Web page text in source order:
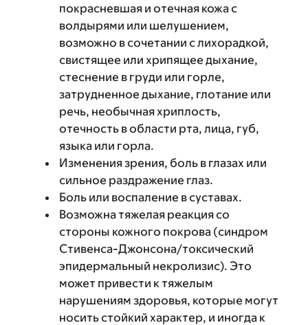
покрасневшая и отечная кожа с
волдырями или шелушением,
возможно в сочетании с лихорадкой,
свистящее или хрипящее дыхание,
стеснение в груди или горле,
затрудненное дыхание, глотание или
речь, необычная хриплость,
отечность в области рта, лица, губ,
языка или горла.
Изменения зрения, боль в глазах или
сильное раздражение глаз.
Боль или воспаление в суставах.
Возможна тяжелая реакция со
стороны кожного покрова (синдром
Стивенса-Джонсона/токсический
эпидермальный некролизис). Это
может привести к тяжелым
нарушениям здоровья, которые могут
носить стойкий характер, и иногда к